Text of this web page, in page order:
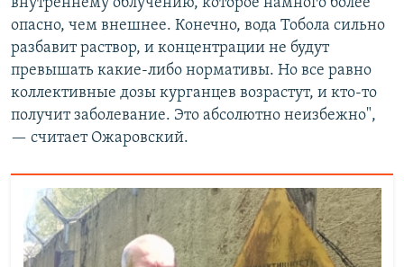
внутреннему облучению, которое намного более
опасно, чем внешнее. Конечно, вода Тобола сильно
разбавит раствор, и концентрации не будут
превышать какие-либо нормативы. Но все равно
коллективные дозы курганцев возрастут, и кто-то
получит заболевание. Это абсолютно неизбежно",
— считает Ожаровский.